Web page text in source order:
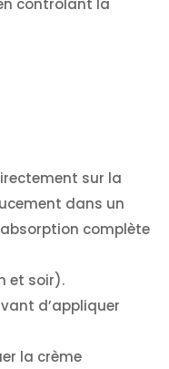
sur la
dans un
complète
et soir).
d’appliquer
la crème